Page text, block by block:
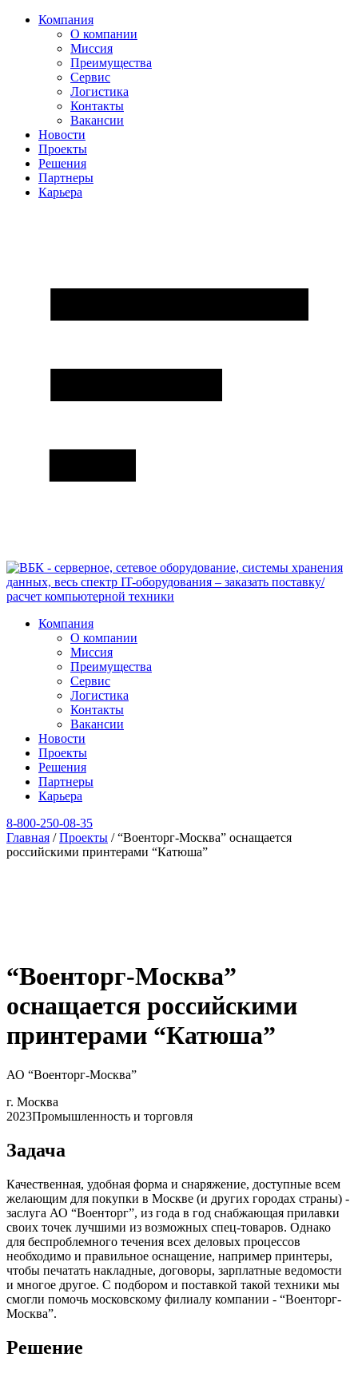
Компания
О компании
Миссия
Преимущества
Сервис
Логистика
Контакты
Вакансии
Новости
Проекты
Решения
Партнеры
Карьера
Компания
О компании
Миссия
Преимущества
Сервис
Логистика
Контакты
Вакансии
Новости
Проекты
Решения
Партнеры
Карьера
8‑800‑250‑08‑35
Главная /Проекты /“Военторг-Москва” оснащается
российскими принтерами “Катюша”
“Военторг-Москва”
оснащается российскими
принтерами “Катюша”
АО “Военторг-Москва”
г. Москва
2023Промышленность и торговля
Задача
Качественная, удобная форма и снаряжение, доступные всем
желающим для покупки в Москве (и других городах страны) -
заслуга АО “Военторг”, из года в год снабжающая прилавки
своих точек лучшими из возможных спец-товаров. Однако
для беспроблемного течения всех деловых процессов
необходимо и правильное оснащение, например принтеры,
чтобы печатать накладные, договоры, зарплатные ведомости
и многое другое. С подбором и поставкой такой техники мы
смогли помочь московскому филиалу компании - “Военторг-
Москва”.
Решение